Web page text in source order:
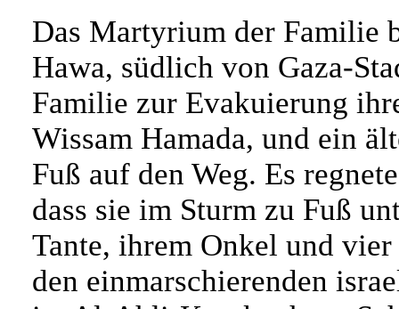
Das Martyrium der Familie
Hawa, südlich von Gaza-
Familie zur Evakuierung
Wissam Hamada, und ein
Fuß auf den Weg. Es
dass sie im Sturm zu Fuß
Tante, ihrem Onkel und
den einmarschierenden